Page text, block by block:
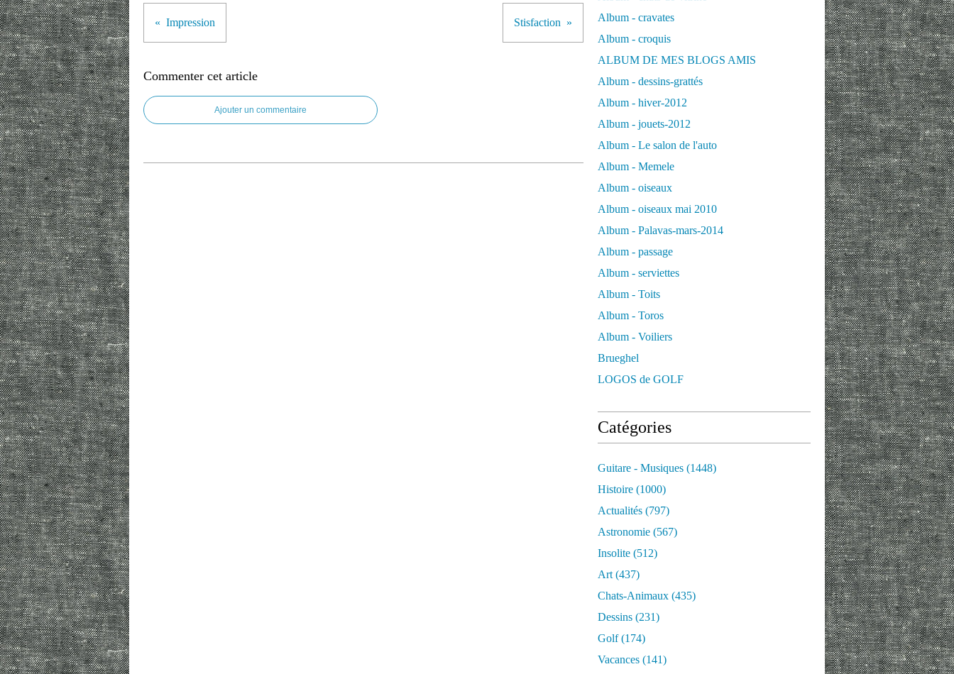
Impression Stisfaction
Commenter cet article
Ajouter un commentaire
Album - cravates
Album - croquis
ALBUM DE MES BLOGS AMIS
Album - dessins-grattés
Album - hiver-2012
Album - jouets-2012
Album - Le salon de l'auto
Album - Memele
Album - oiseaux
Album - oiseaux mai 2010
Album - Palavas-mars-2014
Album - passage
Album - serviettes
Album - Toits
Album - Toros
Album - Voiliers
Brueghel
LOGOS de GOLF
Catégories
Guitare - Musiques (1448)
Histoire (1000)
Actualités (797)
Astronomie (567)
Insolite (512)
Art (437)
Chats-Animaux (435)
Dessins (231)
Golf(174)
Vacances (141)